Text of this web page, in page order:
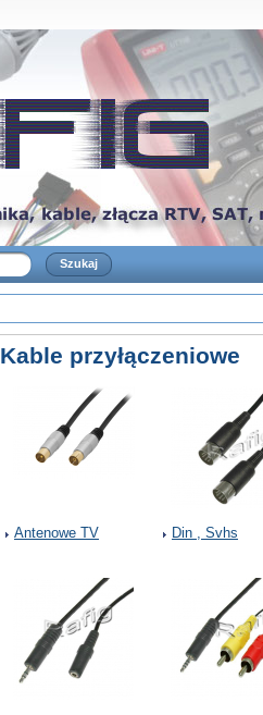
Kable przyłączeniowe
Antenowe TV Din , Svhs